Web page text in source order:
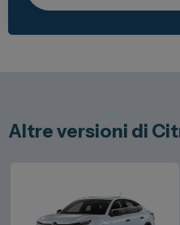
Altre versioni di